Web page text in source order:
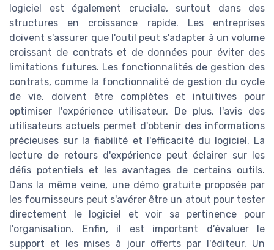
logiciel est également cruciale, surtout dans des
structures en croissance rapide. Les entreprises
doivent s'assurer que l'outil peut s'adapter à un volume
croissant de contrats et de données pour éviter des
limitations futures. Les fonctionnalités de gestion des
contrats, comme la fonctionnalité de gestion du cycle
de vie, doivent être complètes et intuitives pour
optimiser l'expérience utilisateur. De plus, l'avis des
utilisateurs actuels permet d'obtenir des informations
précieuses sur la fiabilité et l'efficacité du logiciel. La
lecture de retours d'expérience peut éclairer sur les
défis potentiels et les avantages de certains outils.
Dans la même veine, une démo gratuite proposée par
les fournisseurs peut s'avérer être un atout pour tester
directement le logiciel et voir sa pertinence pour
l'organisation. Enfin, il est important d’évaluer le
support et les mises à jour offerts par l'éditeur. Un